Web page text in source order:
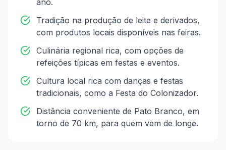
ano.
Tradição na produção de leite e derivados,
com produtos locais disponíveis nas feiras.
Culinária regional rica, com opções de
refeições típicas em festas e eventos.
Cultura local rica com danças e festas
tradicionais, como a Festa do Colonizador.
Distância conveniente de Pato Branco, em
torno de 70 km, para quem vem de longe.